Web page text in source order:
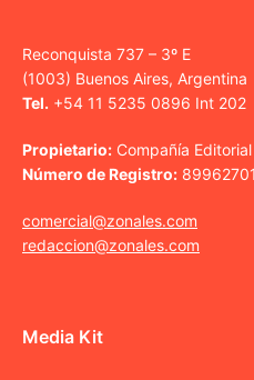
Reconquista 737 – 3º E
(1003) Buenos Aires, Argentina
Tel. +54 11 5235 0896 Int 202
Propietario: Compañía
Número de Registro: 89962701
comercial@zonales.com
redaccion@zonales.com
Media Kit